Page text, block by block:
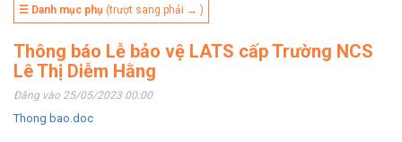
☰ Danh mục phụ (trượt sang phải → )
Thông báo Lễ bảo vệ LATS cấp Trường NCS
Lê Thị Diễm Hằng
Đăng vào 25/05/2023 00:00
Thong bao.doc